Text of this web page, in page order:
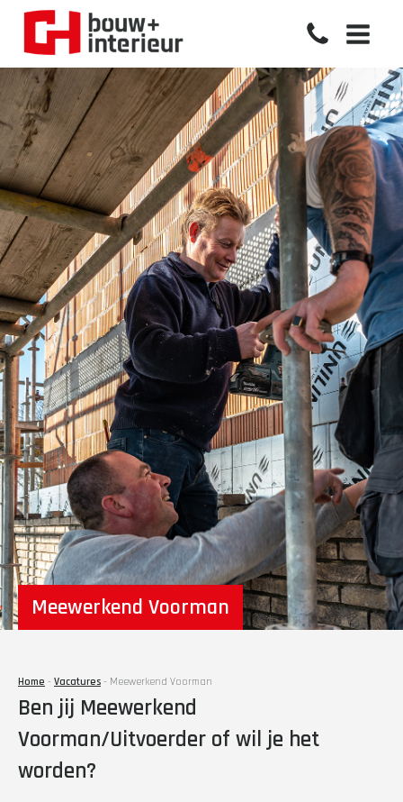
Meewerkend Voorman
Home - Vacatures - Meewerkend Voorman
Ben jij Meewerkend
Voorman/Uitvoerder of wil je het
worden?